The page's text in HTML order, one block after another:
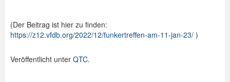
(Der Beitrag ist hier zu finden:
https://z12.vfdb.org/2022/12/funkertreffen-am-11-jan-23/ )
Veröffentlicht unter QTC.